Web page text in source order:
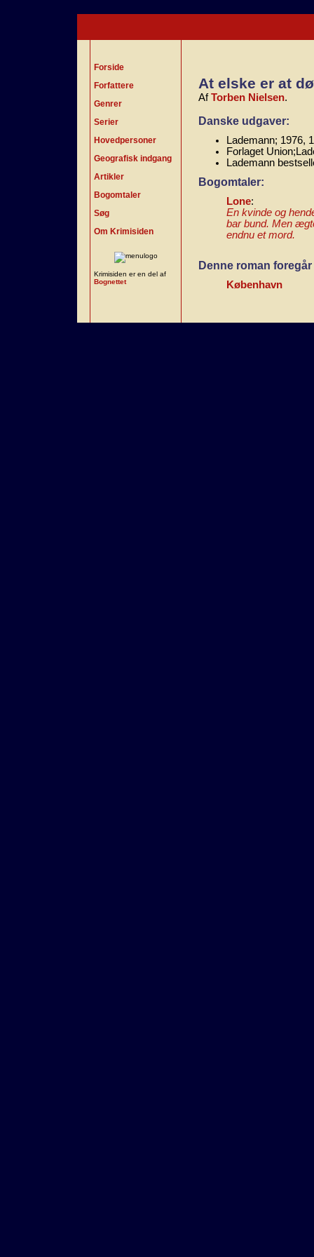
Forside
Forfattere
Genrer
Serier
Hovedpersoner
Geografisk indgang
Artikler
Bogomtaler
Søg
Om Krimisiden
Krimisiden er en del af
Bognettet
At elske er at dø
AfTorben Nielsen.
Danske udgaver:
Lademann; 1976,
Forlaget
Lademann
Bogomtaler:
Lone:
En kvinde og
bar bund. Men
endnu et mord.
Denne roman
København